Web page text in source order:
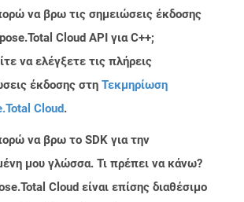
να βρω τις σημειώσεις έκδοσης
Cloud API για C++;
να ελέγξετε τις πλήρεις
έκδοσης στη Τεκμηρίωση
Cloud.
να βρω το SDK για την
μου γλώσσα. Τι πρέπει να κάνω?
Cloud είναι επίσης διαθέσιμο